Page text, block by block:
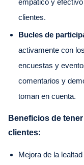
empático y
clientes.
Bucles de
activamente con
encuestas y
comentarios y
toman en cuenta.
Beneficios de
clientes:
Mejora de la